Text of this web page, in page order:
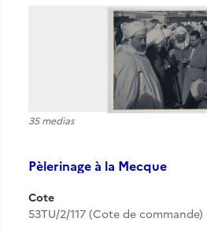
35 medias
Pèlerinage à la Mecque
Cote
53TU/2/117 (Cote de commande)